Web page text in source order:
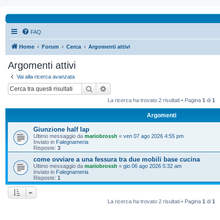
FAQ
Home Forum Cerca Argomenti attivi
Argomenti attivi
Vai alla ricerca avanzata
Cerca
La ricerca ha trovato 2 risultati • Pagina 1 di 1
Argomenti
Giunzione half lap
Ultimo messaggio da mariobrossh « ven 07 ago 2026 4:55 pm
Inviato in Falegnameria
Risposte: 3
come ovviare a una fessura tra due mobili base cucina
Ultimo messaggio da mariobrossh « gio 06 ago 2026 5:32 am
Inviato in Falegnameria
Risposte: 1
La ricerca ha trovato 2 risultati • Pagina 1 di 1